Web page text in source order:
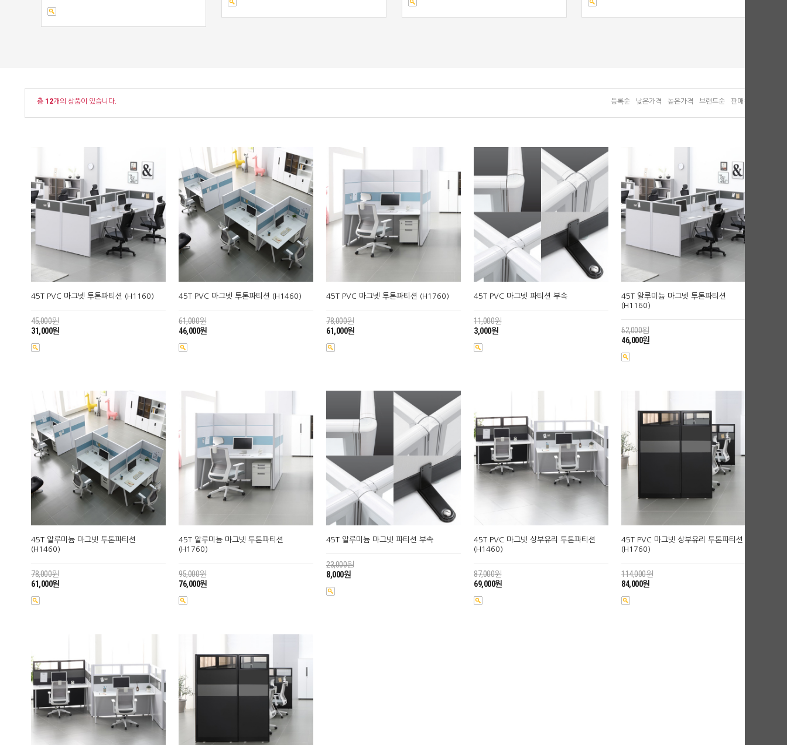
총 12개의 상품이 있습니다. 등록순 낮은가격 높은가격 브랜드순 판매순
45T PVC 마그넷 투톤파티션 (H1160)
45,000원
31,000원
45T PVC 마그넷 투톤파티션 (H1460)
61,000원
46,000원
45T PVC 마그넷 투톤파티션 (H1760)
78,000원
61,000원
45T PVC 마그넷 파티션 부속
11,000원
3,000원
45T 알루미늄 마그넷 투톤파티션
(H1160)
62,000원
46,000원
45T 알루미늄 마그넷 투톤파티션
(H1460)
78,000원
61,000원
45T 알루미늄 마그넷 투톤파티션
(H1760)
95,000원
76,000원
45T 알루미늄 마그넷 파티션 부속
23,000원
8,000원
45T PVC 마그넷 상부유리 투톤파티션
(H1460)
87,000원
69,000원
45T PVC 마그넷 상부유리 투톤파티션
(H1760)
114,000원
84,000원